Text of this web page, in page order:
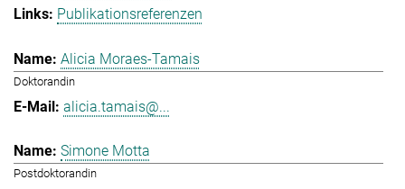
Publikationsreferenzen
Alicia Moraes-Tamais
Doktorandin
alicia.tamais@...
Simone Motta
Postdoktorandin